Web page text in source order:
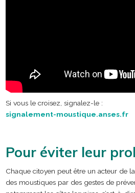
Si vous le croisez, signalez-le :
signalement-moustique.anses.fr
Pour éviter leur
Chaque citoyen peut être un acteur de
des moustiques par des gestes de